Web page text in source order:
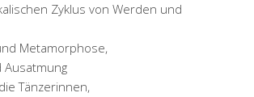
Zyklus von Werden und
Metamorphose,
Ausatmung
Tänzerinnen,